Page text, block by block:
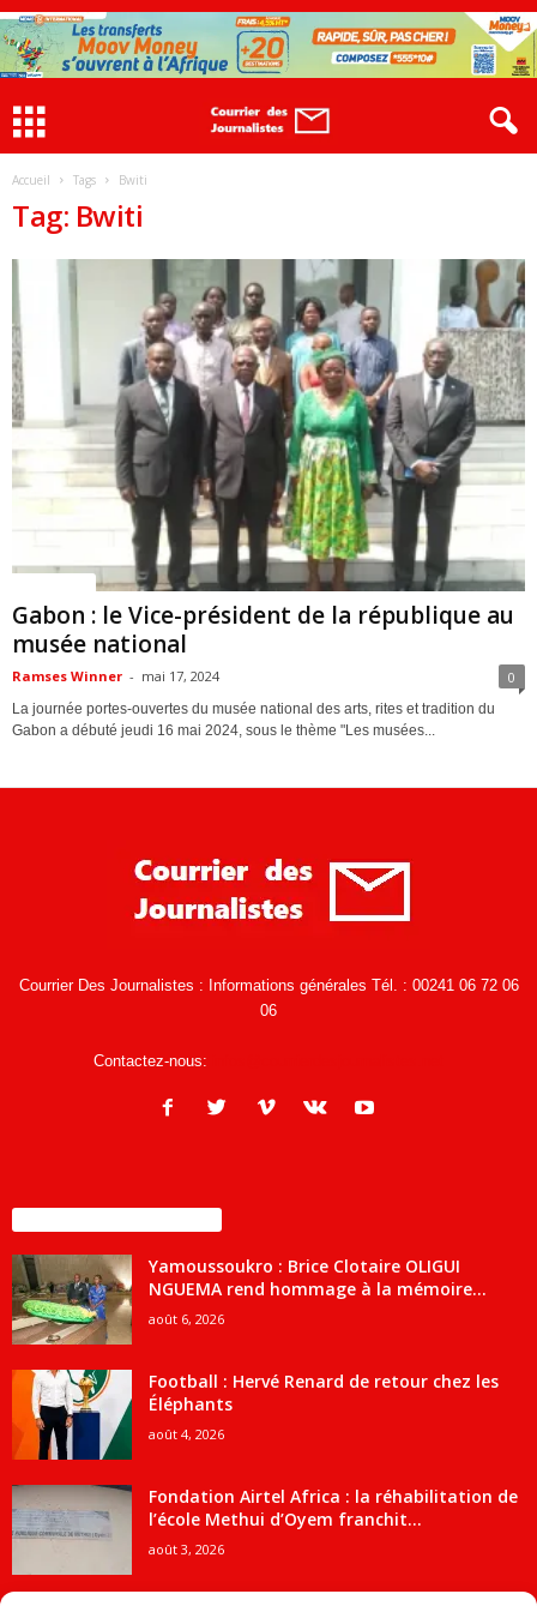
Accueil Tags Bwiti
Tag: Bwiti
Gabon : le Vice-président de la république au
musée national
Ramses Winner - mai 17, 2024 0
La journée portes-ouvertes du musée national des arts, rites et tradition du
Gabon a débuté jeudi 16 mai 2024, sous le thème "Les musées...
Courrier Des Journalistes : Informations générales Tél. : 00241 06 72 06
06
Contactez-nous:
Yamoussoukro : Brice Clotaire OLIGUI
NGUEMA rend hommage à la mémoire...
août 6, 2026
Football : Hervé Renard de retour chez les
Éléphants
août 4, 2026
Fondation Airtel Africa : la réhabilitation de
l’école Methui d’Oyem franchit...
août 3, 2026